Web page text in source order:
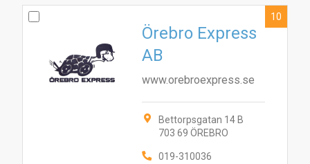
Örebro Express
AB
www.orebroexpress.se
Bettorpsgatan 14 B
703 69 ÖREBRO
019-310036
10